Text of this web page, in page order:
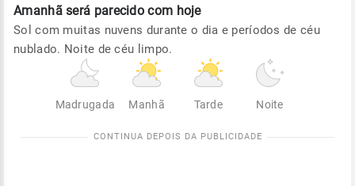
Amanhã será parecido com hoje
Sol com muitas nuvens durante o dia e períodos de céu
nublado. Noite de céu limpo.
Madrugada Manhã Tarde Noite